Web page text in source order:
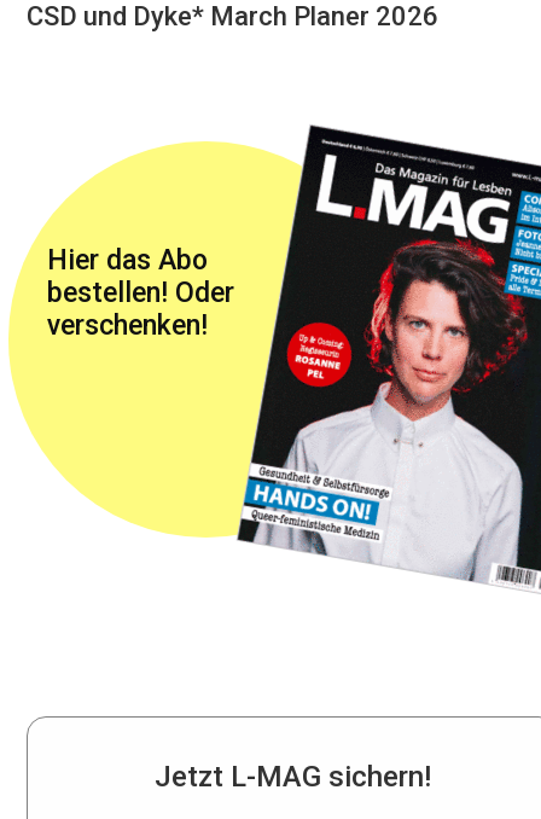
CSD und Dyke* March Planer 2026
Hier das Abo
bestellen! Oder
verschenken!
Jetzt L-MAG sichern!